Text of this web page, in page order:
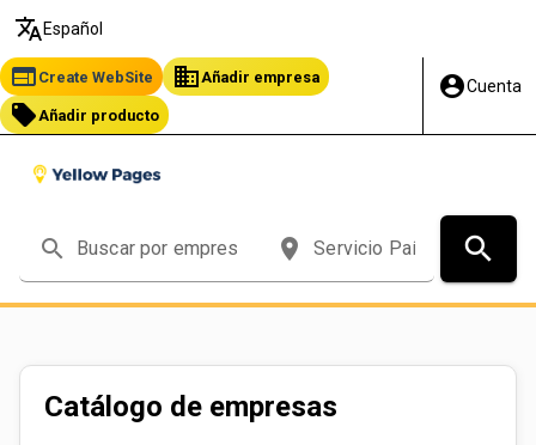
translate Español
web Create WebSite business Añadir empresa
local_offer Añadir producto
account_circleCuenta
search place search
Catálogo de empresas